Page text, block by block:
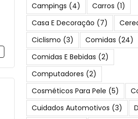
Campings (4) Carros (1)
Casa E Decoração (7)
Ciclismo (3) Comidas (24)
Comidas E Bebidas (2)
Computadores (2)
Cosméticos Para Pele (5)
Cuidados Automotivos (3)